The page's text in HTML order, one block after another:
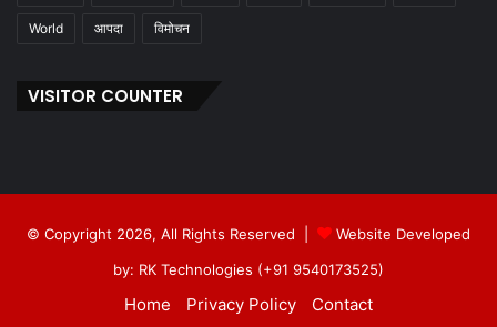
World आपदा विमोचन
VISITOR COUNTER
© Copyright 2026, All Rights Reserved |
Website Developed
by: RK Technologies (+91 9540173525)
Home Privacy Policy Contact